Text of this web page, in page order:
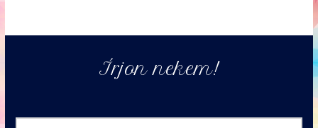
Írjon nekem!